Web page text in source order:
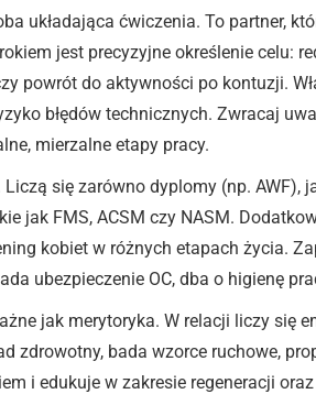
układająca ćwiczenia. To partner,
jest precyzyjne określenie celu:
powrót do aktywności po kontuzji.
błędów technicznych. Zwracaj
mierzalne etapy pracy.
się zarówno dyplomy (np.
jak FMS, ACSM czy NASM.
kobiet w różnych etapach życia.
ubezpieczenie OC, dba o higienę
jak merytoryka. W relacji liczy się
zdrowotny, bada wzorce ruchowe,
i edukuje w zakresie regeneracji